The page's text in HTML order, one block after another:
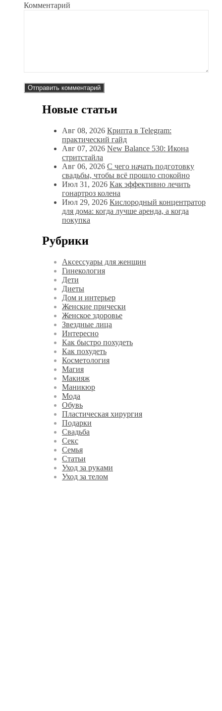
Комментарий
Новые статьи
Авг 08, 2026 Крипта в Telegram:
практический гайд
Авг 07, 2026 New Balance 530: Икона
стритстайла
Авг 06, 2026 С чего начать подготовку
свадьбы, чтобы всё прошло спокойно
Июл 31, 2026 Как эффективно лечить
гонартроз колена
Июл 29, 2026 Кислородный концентратор
для дома: когда лучше аренда, а когда
покупка
Рубрики
Аксессуары для женщин
Гинекология
Дети
Диеты
Дом и интерьер
Женские прически
Женское здоровье
Звездные лица
Интересно
Как быстро похудеть
Как похудеть
Косметология
Магия
Макияж
Маникюр
Мода
Обувь
Пластическая хирургия
Подарки
Свадьба
Секс
Семья
Статьи
Уход за руками
Уход за телом